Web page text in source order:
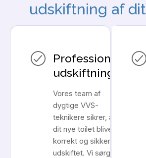
udskiftning af
Professionel
udskiftning
Vores team af
dygtige VVS-
teknikere sikrer, at
dit nye toilet bliver
korrekt og sikkert
udskiftet. Vi sørger